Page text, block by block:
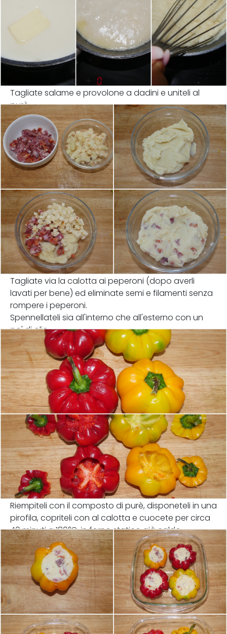
Tagliate salame e provolone a dadini e uniteli al
purè.
Tagliate via la calotta ai peperoni (dopo averli
lavati per bene) ed eliminate semi e filamenti senza
rompere i peperoni.
Spennellateli sia all'interno che all'esterno con un
po' di olio.
Riempiteli con il composto di purè, disponeteli in una
pirofila, copriteli con al calotta e cuocete per circa
40 minuti a 180°C, in forno statico già caldo.